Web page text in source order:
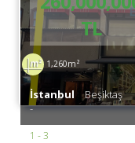
TL
1,260m²
İstanbul
Beşiktaş
-
1 - 3